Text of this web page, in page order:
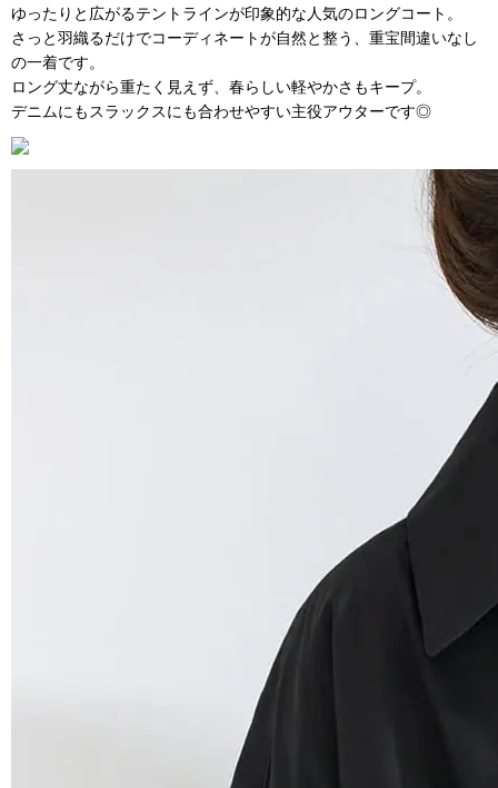
ゆったりと広がるテントラインが印象的な人気のロングコート。
さっと羽織るだけでコーディネートが自然と整う、重宝間違いなし
の一着です。
ロング丈ながら重たく見えず、春らしい軽やかさもキープ。
デニムにもスラックスにも合わせやすい主役アウターです◎